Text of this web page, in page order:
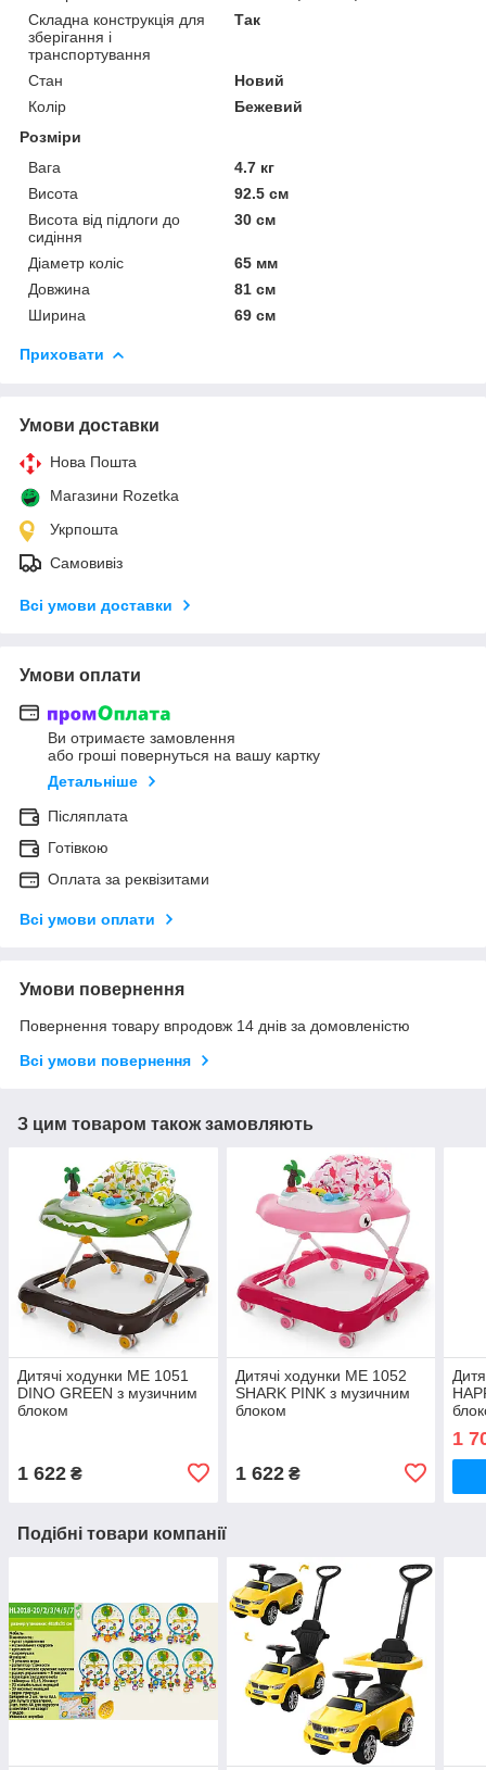
Складна конструкція для
зберігання і
транспортування
Так
Стан
Новий
Колір
Бежевий
Розміри
Вага
4.7 кг
Висота
92.5 см
Висота від підлоги до
сидіння
30 см
Діаметр коліс
65 мм
Довжина
81 см
Ширина
69 см
Приховати
Умови доставки
Нова Пошта
Магазини Rozetka
Укрпошта
Самовивіз
Всі умови доставки
Умови оплати
Ви отримаєте замовлення
або гроші повернуться на вашу картку
Детальніше
Післяплата
Готівкою
Оплата за реквізитами
Всі умови оплати
Умови повернення
Повернення товару впродовж 14 днів за домовленістю
Всі умови повернення
З цим товаром також замовляють
Дитячі ходунки ME 1051
DINO GREEN з музичним
блоком
1 622 ₴
Дитячі ходунки ME 1052
SHARK PINK з музичним
блоком
1 622₴
1
Подібні товари компанії